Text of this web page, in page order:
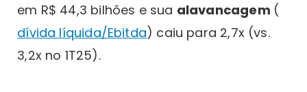
em R$ 44,3 bilhões e sua alavancagem (
dívida líquida/Ebitda) caiu para 2,7x (vs.
3,2x no 1T25).